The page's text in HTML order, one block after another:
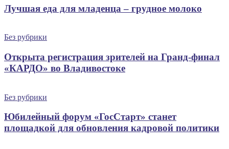
Лучшая еда для младенца – грудное молоко
Без рубрики
Открыта регистрация зрителей на Гранд-финал
«КАРДО» во Владивостоке
Без рубрики
Юбилейный форум «ГосСтарт» станет
площадкой для обновления кадровой политики